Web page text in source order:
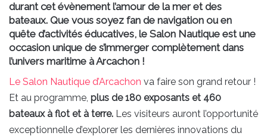
durant cet évènement l’amour de la mer et des
bateaux. Que vous soyez fan de navigation ou en
quête d’activités éducatives, le Salon Nautique est une
occasion unique de s’immerger complètement dans
l’univers maritime à Arcachon !
Le Salon Nautique d’Arcachon va faire son grand retour !
Et au programme, plus de 180 exposants et 460
bateaux à flot et à terre. Les visiteurs auront l’opportunité
exceptionnelle d’explorer les dernières innovations du